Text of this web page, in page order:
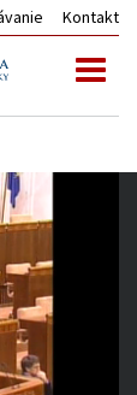
Kontakt